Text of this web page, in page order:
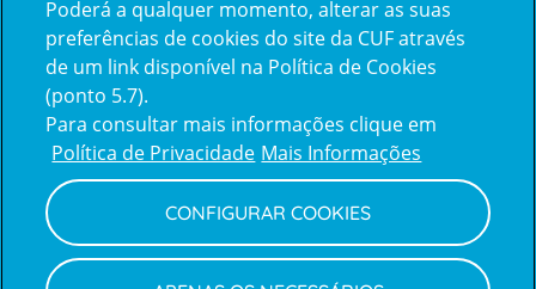
Reclamações
e
elogios
Política de Privacidade e Cookies
Termos e Condições
Poderá a qualquer momento, alterar as suas
preferências de cookies do site da CUF através
de um link disponível na Política de Cookies
(ponto 5.7).
Para consultar mais informações clique em
Política de Privacidade Mais Informações
CONFIGURAR COOKIES